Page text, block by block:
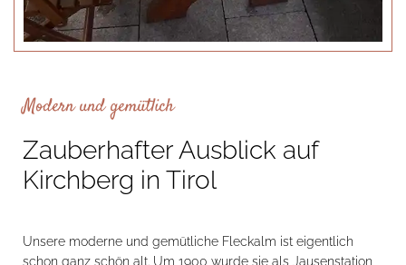
Modern und gemütlich
Zauberhafter Ausblick auf
Kirchberg in Tirol
Unsere moderne und gemütliche Fleckalm ist eigentlich
schon ganz schön alt. Um 1900 wurde sie als Jausenstation